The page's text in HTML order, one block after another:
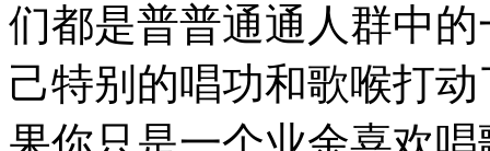
们都是普普通通人群中
己特别的唱功和歌喉打